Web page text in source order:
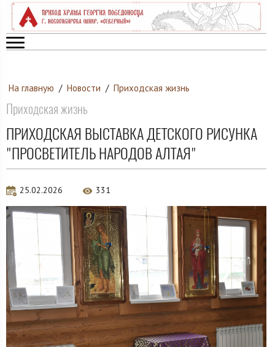
На главную / Новости / Приходская жизнь
Приходская жизнь
ПРИХОДСКАЯ ВЫСТАВКА ДЕТСКОГО РИСУНКА
"ПРОСВЕТИТЕЛЬ НАРОДОВ АЛТАЯ"
25.02.2026 331